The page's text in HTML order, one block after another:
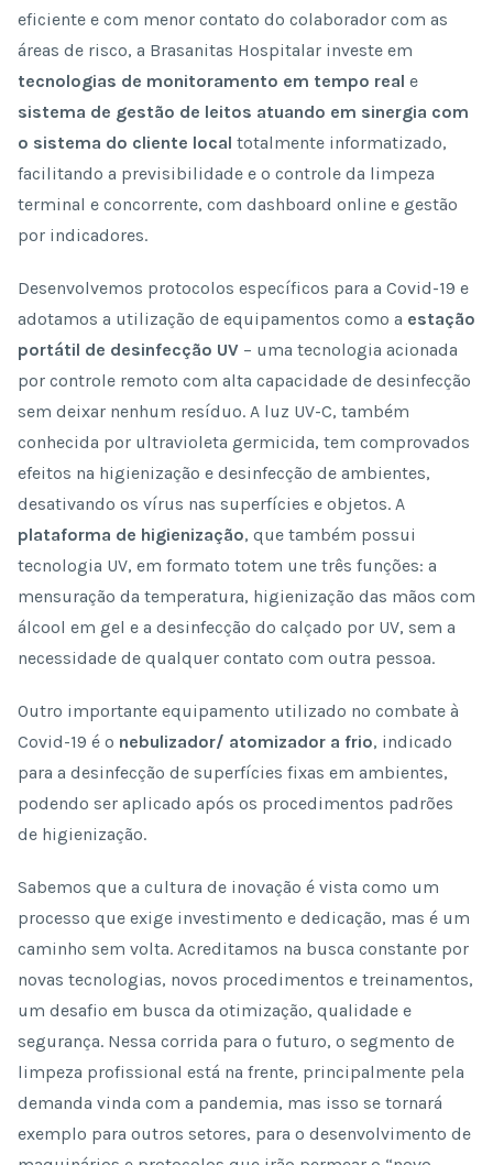
eficiente e com menor contato do colaborador com as
áreas de risco, a Brasanitas Hospitalar investe em
tecnologias de monitoramento em tempo real e
sistema de gestão de leitos atuando em sinergia com
o sistema do cliente local totalmente informatizado,
facilitando a previsibilidade e o controle da limpeza
terminal e concorrente, com dashboard online e gestão
por indicadores.
Desenvolvemos protocolos específicos para a Covid-19 e
adotamos a utilização de equipamentos como a estação
portátil de desinfecção UV – uma tecnologia acionada
por controle remoto com alta capacidade de desinfecção
sem deixar nenhum resíduo. A luz UV-C, também
conhecida por ultravioleta germicida, tem comprovados
efeitos na higienização e desinfecção de ambientes,
desativando os vírus nas superfícies e objetos. A
plataforma de higienização, que também possui
tecnologia UV, em formato totem une três funções: a
mensuração da temperatura, higienização das mãos com
álcool em gel e a desinfecção do calçado por UV, sem a
necessidade de qualquer contato com outra pessoa.
Outro importante equipamento utilizado no combate à
Covid-19 é o nebulizador/ atomizador a frio, indicado
para a desinfecção de superfícies fixas em ambientes,
podendo ser aplicado após os procedimentos padrões
de higienização.
Sabemos que a cultura de inovação é vista como um
processo que exige investimento e dedicação, mas é um
caminho sem volta. Acreditamos na busca constante por
novas tecnologias, novos procedimentos e treinamentos,
um desafio em busca da otimização, qualidade e
segurança. Nessa corrida para o futuro, o segmento de
limpeza profissional está na frente, principalmente pela
demanda vinda com a pandemia, mas isso se tornará
exemplo para outros setores, para o desenvolvimento de